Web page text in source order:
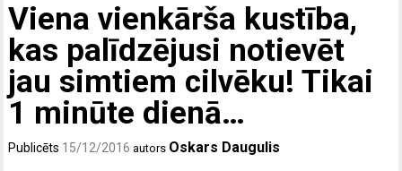
Viena vienkārša kustība,
kas palīdzējusi notievēt
jau simtiem cilvēku! Tikai
1 minūte dienā…
Publicēts 15/12/2016 autors Oskars Daugulis